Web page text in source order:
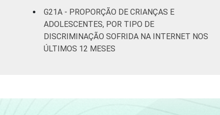
G21A - PROPORÇÃO DE CRIANÇAS E
ADOLESCENTES, POR TIPO DE
DISCRIMINAÇÃO SOFRIDA NA INTERNET NOS
ÚLTIMOS 12 MESES